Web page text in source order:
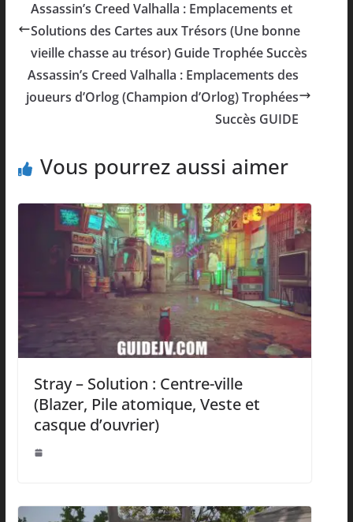
Assassin’s Creed Valhalla : Emplacements et
Solutions des Cartes aux Trésors (Une bonne
vieille chasse au trésor) Guide Trophée Succès
Assassin’s Creed Valhalla : Emplacements des
joueurs d’Orlog (Champion d’Orlog) Trophées
Succès GUIDE
Vous pourrez aussi aimer
Stray – Solution : Centre-ville
(Blazer, Pile atomique, Veste et
casque d’ouvrier)